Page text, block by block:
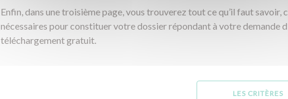
Enfin, dans une troisième page, vous trouverez tout ce qu’il faut
nécessaires pour constituer votre dossier répondant à votre demande
téléchargement gratuit.
LES CRITÈRES